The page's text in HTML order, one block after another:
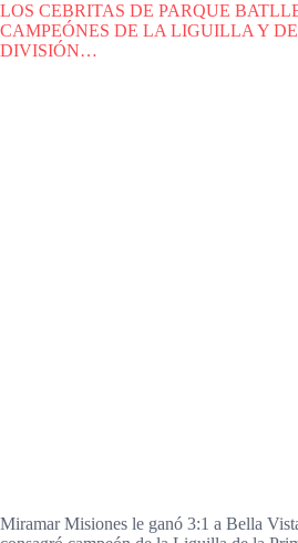
LOS CEBRITAS DE PARQUE
CAMPEÓNES DE LA LIGUILLA Y
DIVISIÓN…
Miramar Misiones le ganó 3:1 a Bella